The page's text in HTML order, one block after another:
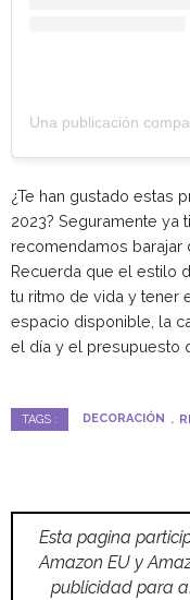
¿Te han gustado estas
2023? Seguramente ya
recomendamos barajar
Recuerda que el estilo
tu ritmo de vida y tener
espacio disponible, la
el día y el presupuesto
TAGS : DECORACIÓN
Esta pagina
Amazon EU y
publicidad para